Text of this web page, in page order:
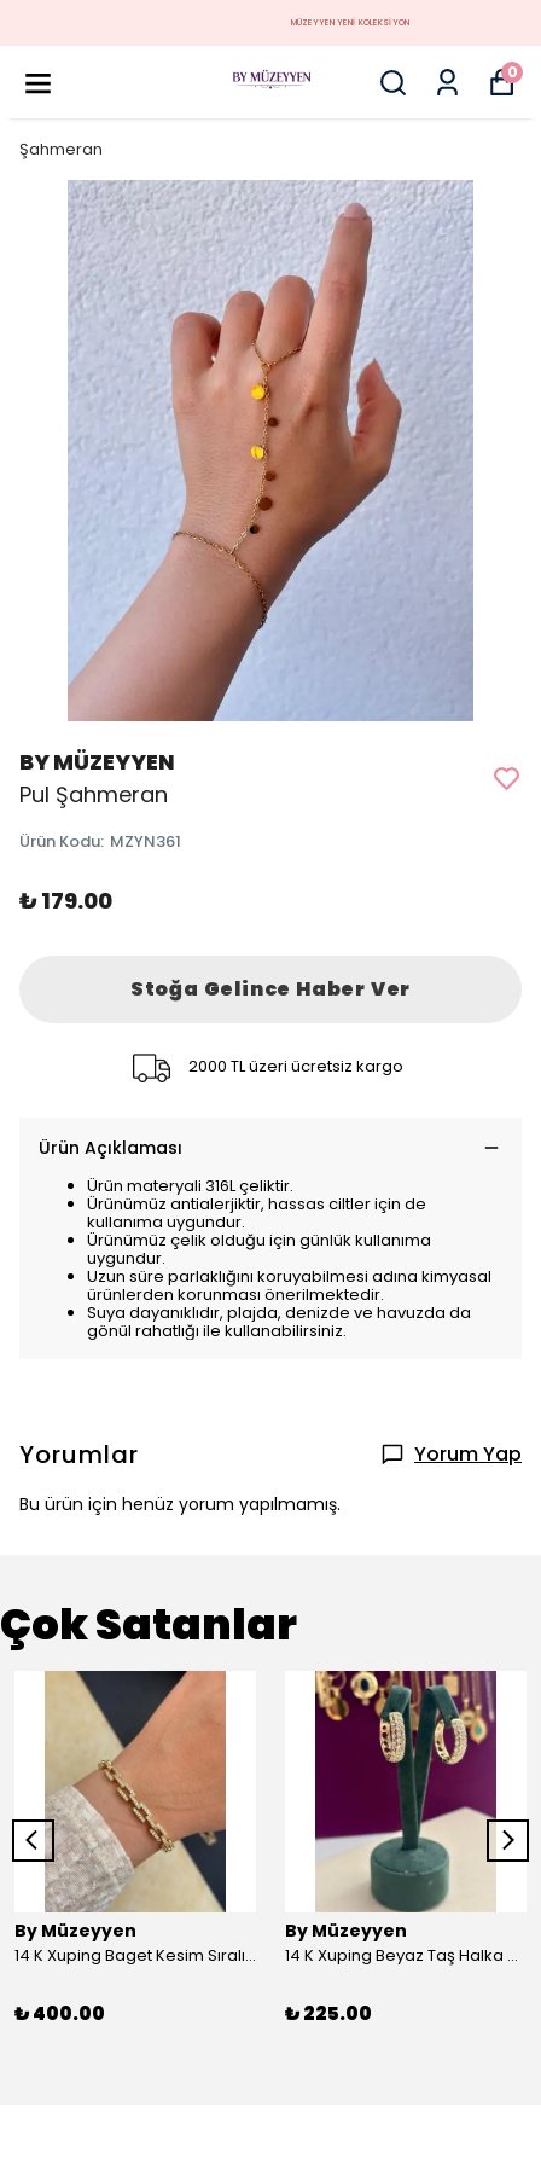
MÜZEYYEN YENİ KOLEKSİYON
0
Şahmeran
BY MÜZEYYEN
Pul Şahmeran
Ürün Kodu: MZYN361
₺ 179.00
Stoğa Gelince Haber Ver
2000 TL üzeri ücretsiz kargo
Ürün Açıklaması
Ürün materyali 316L çeliktir.
Ürünümüz antialerjiktir, hassas ciltler için de
kullanıma uygundur.
Ürünümüz çelik olduğu için günlük kullanıma
uygundur.
Uzun süre parlaklığını koruyabilmesi adına kimyasal
ürünlerden korunması önerilmektedir.
Suya dayanıklıdır, plajda, denizde ve havuzda da
gönül rahatlığı ile kullanabilirsiniz.
Yorumlar Yorum Yap
Bu ürün için henüz yorum yapılmamış.
Çok Satanlar
By Müzeyyen
14 K Xuping Baget Kesim Sıralı Bileklik
₺ 400.00
By Müzeyyen
14 K Xuping Beyaz Taş Halka Küpe
₺ 225.00